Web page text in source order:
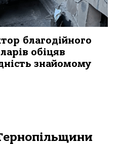
благодійного
обіцяв
знайомому